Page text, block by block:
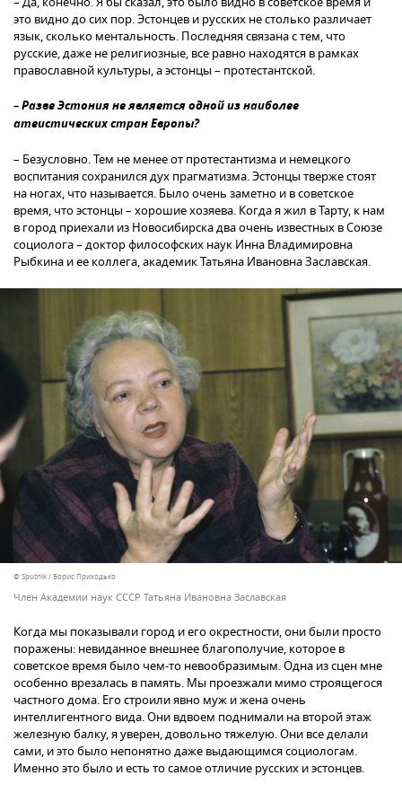
это видно до сих пор. Эстонцев и русских не столько различает
язык, сколько ментальность. Последняя связана с тем, что
русские, даже не религиозные, все равно находятся в рамках
православной культуры, а эстонцы – протестантской.
– Разве Эстония не является одной из наиболее
атеистических стран Европы?
– Безусловно. Тем не менее от протестантизма и немецкого
воспитания сохранился дух прагматизма. Эстонцы тверже стоят
на ногах, что называется. Было очень заметно и в советское
время, что эстонцы – хорошие хозяева. Когда я жил в Тарту, к нам
в город приехали из Новосибирска два очень известных в Союзе
социолога – доктор философских наук Инна Владимировна
Рыбкина и ее коллега, академик Татьяна Ивановна Заславская.
© Sputnik / Борис Приходько
Член Академии наук СССР Татьяна Ивановна Заславская
Когда мы показывали город и его окрестности, они были просто
поражены: невиданное внешнее благополучие, которое в
советское время было чем-то невообразимым. Одна из сцен мне
особенно врезалась в память. Мы проезжали мимо строящегося
частного дома. Его строили явно муж и жена очень
интеллигентного вида. Они вдвоем поднимали на второй этаж
железную балку, я уверен, довольно тяжелую. Они все делали
сами, и это было непонятно даже выдающимся социологам.
Именно это было и есть то самое отличие русских и эстонцев.